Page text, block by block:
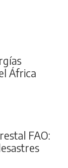
África
FAO: